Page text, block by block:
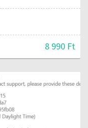
8 990 Ft